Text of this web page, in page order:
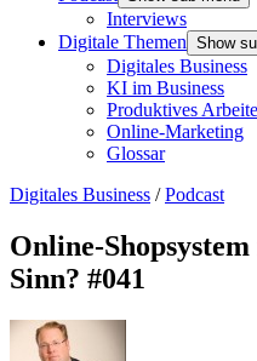
Interviews
Digitale Themen Show
Digitales Business
KI im Business
Produktives
Online-Marketing
Glossar
Digitales Business /Podcast
Online-
Sinn? #041